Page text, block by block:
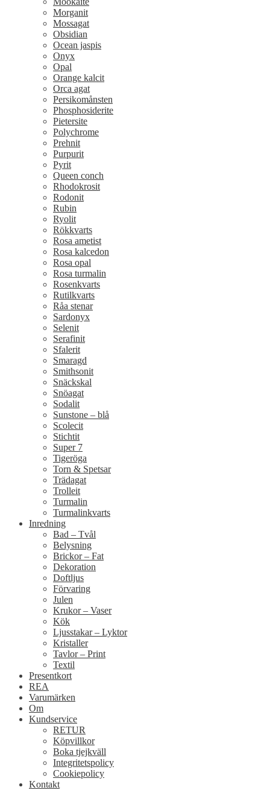
Morganit
Mossagat
Obsidian
Ocean jaspis
Onyx
Opal
Orange kalcit
Orca agat
Persikomånsten
Phosphosiderite
Pietersite
Polychrome
Prehnit
Purpurit
Pyrit
Queen conch
Rhodokrosit
Rodonit
Rubin
Ryolit
Rökkvarts
Rosa ametist
Rosa kalcedon
Rosa opal
Rosa turmalin
Rosenkvarts
Rutilkvarts
Råa stenar
Sardonyx
Selenit
Serafinit
Sfalerit
Smaragd
Smithsonit
Snäckskal
Snöagat
Sodalit
Sunstone – blå
Scolecit
Stichtit
Super 7
Tigeröga
Torn & Spetsar
Trädagat
Trolleit
Turmalin
Turmalinkvarts
Inredning
Bad – Tvål
Belysning
Brickor – Fat
Dekoration
Doftljus
Förvaring
Julen
Krukor – Vaser
Kök
Ljusstakar – Lyktor
Kristaller
Tavlor – Print
Textil
Presentkort
REA
Varumärken
Om
Kundservice
RETUR
Köpvillkor
Boka tjejkväll
Integritetspolicy
Cookiepolicy
Kontakt